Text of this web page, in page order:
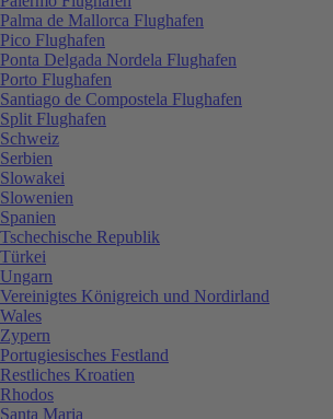
Palma de Mallorca Flughafen
Pico Flughafen
Ponta Delgada Nordela Flughafen
Porto Flughafen
Santiago de Compostela Flughafen
Split Flughafen
Schweiz
Serbien
Slowakei
Slowenien
Spanien
Tschechische Republik
Türkei
Ungarn
Vereinigtes Königreich und Nordirland
Wales
Zypern
Portugiesisches Festland
Restliches Kroatien
Rhodos
Santa Maria